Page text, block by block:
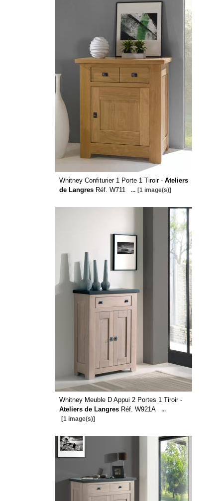
Whitney Confiturier 1 Porte 1 Tiroir - Ateliers
de LangresRéf. W711 ... [1 image(s)]
Whitney Meuble D Appui 2 Portes 1 Tiroir -
Ateliers de LangresRéf. W921A
...
[1 image(s)]